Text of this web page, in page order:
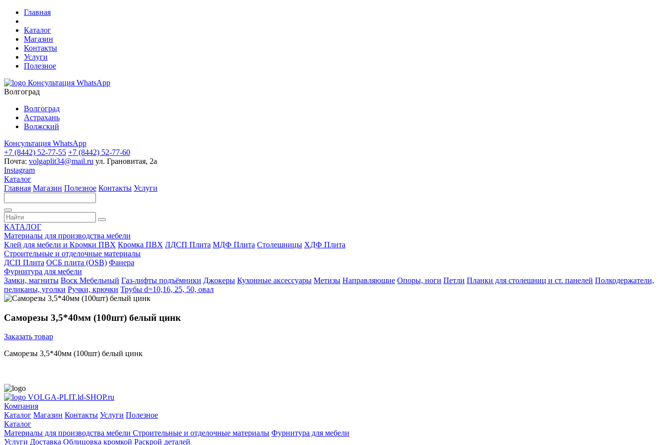
Главная
Каталог
Магазин
Контакты
Услуги
Полезное
Консультация WhatsApp
Волгоград
Волгоград
Астрахань
Волжский
Консультация WhatsApp
+7 (8442) 52-77-55 +7 (8442) 52-77-60
Почта: volgaplit34@mail.ru ул. Грановитая, 2а
Instagram
Каталог
Главная Магазин Полезное Контакты Услуги
КАТАЛОГ
Материалы для производства мебели
Клей для мебели и Кромки ПВХ Кромка ПВХ ЛДСП Плита МДФ Плита Столешницы ХДФ Плита
Строительные и отделочные материалы
ДСП Плита ОСБ плита (OSB) Фанера
Фурнитура для мебели
3амки, магниты Воск Мебельный Газ-лифты подъёмники Джокеры Кухонные аксессуары Метизы Направляющие Опоры, ноги Петли Планки для столешниц и ст. панелей Полкодержатели,
пеликаны, уголки Ручки, крючки Трубы d=10,16, 25, 50, овал
Саморезы 3,5*40мм (100шт) белый цинк
Заказать товар
Саморезы 3,5*40мм (100шт) белый цинк
VOLGA-PLIT.ld-SHOP.ru
Компания
Каталог Магазин Контакты Услуги Полезное
Каталог
Материалы для производства мебели Строительные и отделочные материалы Фурнитура для мебели
Услуги Доставка Облицовка кромкой Раскрой деталей